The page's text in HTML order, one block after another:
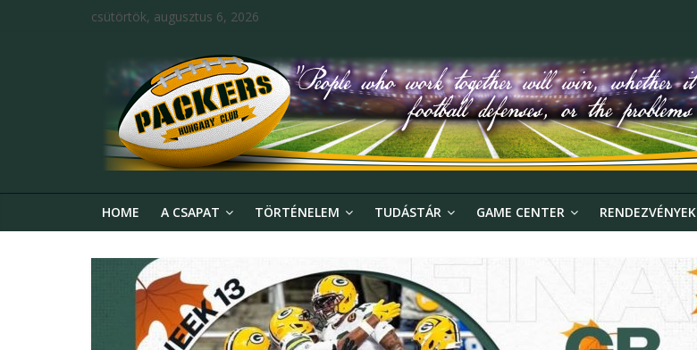
csütörtök, augusztus 6, 2026
HOME A CSAPAT TÖRTÉNELEM TUDÁSTÁR GAME CENTER RENDEZVÉNYEK